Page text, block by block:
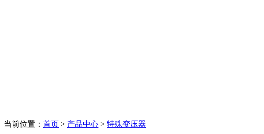
当前位置： 首页 > 产品中心 > 特殊变压器